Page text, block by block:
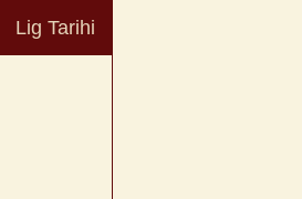
Lig Tarihi